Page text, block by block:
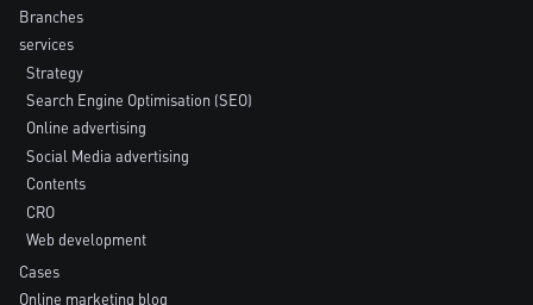
Branches
services
Strategy
Search Engine Optimisation (SEO)
Online advertising
Social Media advertising
Contents
CRO
Web development
Cases
Online marketing blog